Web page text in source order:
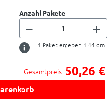
Anzahl Pakete
1 Paket ergeben 1.44qm
Gesamtpreis 50,26 €